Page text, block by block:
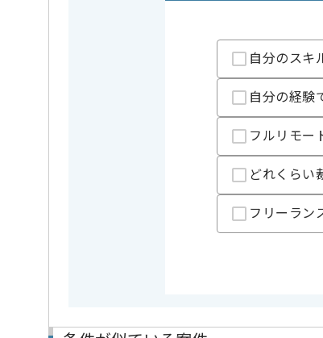
※上記に似た経験やスキ
Webサーバー
IIS
開発ツール
業界
担当領域/システム
自分のスキ
自分の経験
フルリモー
どれくらい
フリーラン